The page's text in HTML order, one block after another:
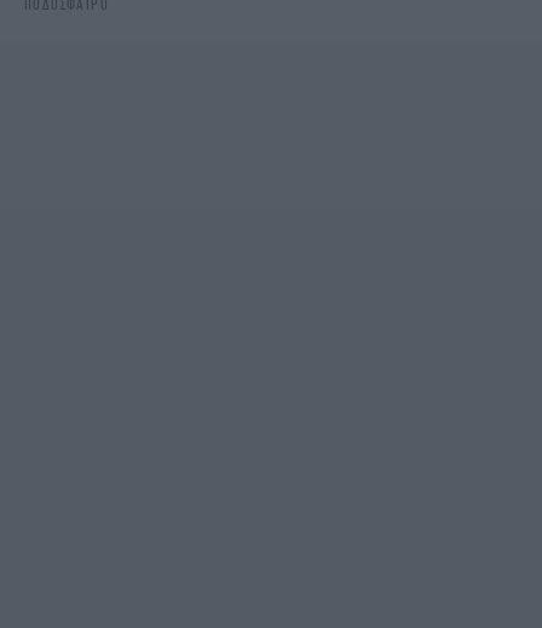
ΠΟΔΌΣΦΑΙΡΟ